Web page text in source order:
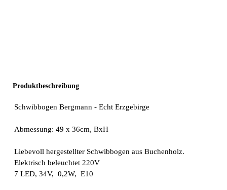
Produktbeschreibung
Schwibbogen Bergmann - Echt Erzgebirge
Abmessung: 49 x 36cm, BxH
Liebevoll hergestellter Schwibbogen aus Buchenholz.
Elektrisch beleuchtet 220V
7 LED, 34V, 0,2W, E10